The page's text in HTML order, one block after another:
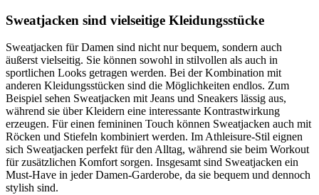
Sweatjacken sind vielseitige Kleidungsstücke
Sweatjacken für Damen sind nicht nur bequem, sondern auch
äußerst vielseitig. Sie können sowohl in stilvollen als auch in
sportlichen Looks getragen werden. Bei der Kombination mit
anderen Kleidungsstücken sind die Möglichkeiten endlos. Zum
Beispiel sehen Sweatjacken mit Jeans und Sneakers lässig aus,
während sie über Kleidern eine interessante Kontrastwirkung
erzeugen. Für einen femininen Touch können Sweatjacken auch mit
Röcken und Stiefeln kombiniert werden. Im Athleisure-Stil eignen
sich Sweatjacken perfekt für den Alltag, während sie beim Workout
für zusätzlichen Komfort sorgen. Insgesamt sind Sweatjacken ein
Must-Have in jeder Damen-Garderobe, da sie bequem und dennoch
stylish sind.